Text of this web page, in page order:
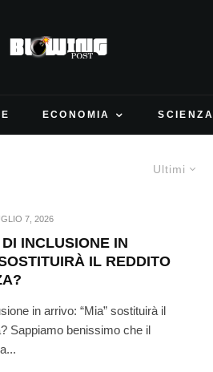
ECONOMIA SCIENZA
Ultimi
7, 2026
INCLUSIONE IN
IL REDDITO
in arrivo: “Mia” sostituirà il
Sappiamo benissimo che il